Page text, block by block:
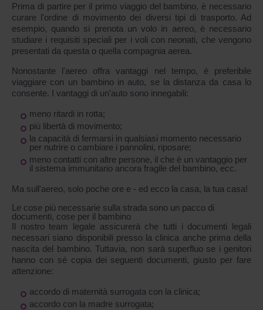
Prima di partire per il primo viaggio del bambino, è necessario
curare l'ordine di movimento dei diversi tipi di trasporto. Ad
esempio, quando si prenota un volo in aereo, è necessario
studiare i requisiti speciali per i voli con neonati, che vengono
presentati da questa o quella compagnia aerea.
Nonostante l'aereo offra vantaggi nel tempo, è preferibile
viaggiare con un bambino in auto, se la distanza da casa lo
consente. I vantaggi di un'auto sono innegabili:
meno ritardi in rotta;
più libertà di movimento;
la capacità di fermarsi in qualsiasi momento necessario
per nutrire o cambiare i pannolini, riposare;
meno contatti con altre persone, il che è un vantaggio per
il sistema immunitario ancora fragile del bambino, ecc.
Ma sull'aereo, solo poche ore e - ed ecco la casa, la tua casa!
Le cose più necessarie sulla strada sono un pacco di
documenti, cose per il bambino
Il nostro team legale assicurerà che tutti i documenti legali
necessari siano disponibili presso la clinica anche prima della
nascita del bambino. Tuttavia, non sarà superfluo se i genitori
hanno con sé copia dei seguenti documenti, giusto per fare
attenzione:
accordo di maternità surrogata con la clinica;
accordo con la madre surrogata;